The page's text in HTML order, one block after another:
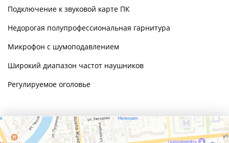
Подключение к звуковой карте ПК
Недорогая полупрофессиональная гарнитура
Микрофон с шумоподавлением
Широкий диапазон частот наушников
Регулируемое оголовье